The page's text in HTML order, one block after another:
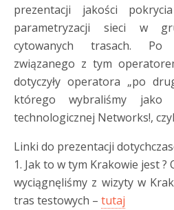
prezentacji jakości
parametryzacji sieci w
cytowanych trasach. Po
związanego z tym
dotyczyły operatora „po
którego wybraliśmy jako
technologicznej Networks!,
Linki do prezentacji
1. Jak to w tym Krakowie jest
wyciągnęliśmy z wizyty w
tras testowych – tutaj